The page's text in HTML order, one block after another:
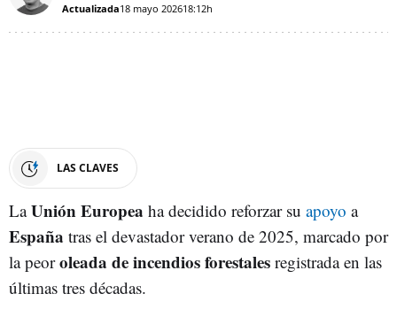
Actualizada18 mayo 202618:12h
LAS CLAVES
LaUnión Europea ha decidido reforzar su apoyo a
España tras el devastador verano de 2025, marcado por
la peoroleada de incendios forestales registrada en las
últimas tres décadas.